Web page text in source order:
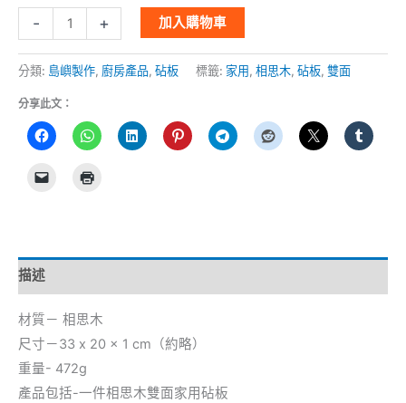
- + 加入購物車
分類: 島嶼製作, 廚房產品, 砧板 標籤: 家用 , 相思木, 砧板, 雙面
分享此文：
描述
材質－ 相思木
尺寸－33 x 20 x 1 cm（約略）
重量- 472g
產品包括-一件相思木雙面家用砧板